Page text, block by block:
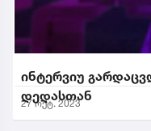
ინტერვიუ
დედასთან
27 ოქტ. 2023